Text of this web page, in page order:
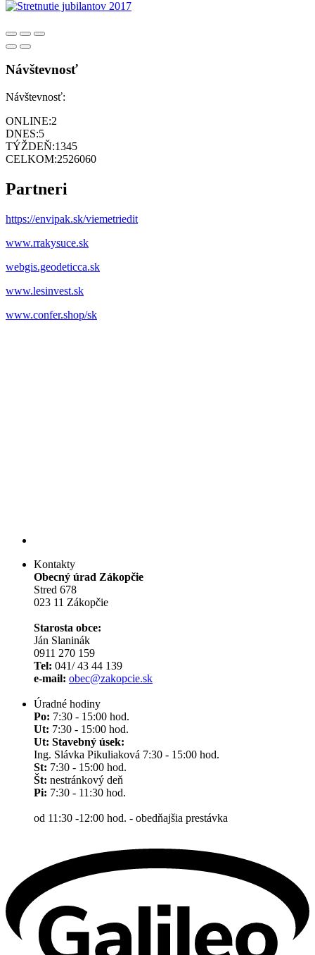
Návštevnosť
Návštevnosť:
ONLINE:2
DNES:5
TÝŽDEŇ:1345
CELKOM:2526060
Partneri
https://envipak.sk/viemetriedit
www.rrakysuce.sk
webgis.geodeticca.sk
www.lesinvest.sk
www.confer.shop/sk
Kontakty
Obecný úrad Zákopčie
Stred 678
023 11 Zákopčie
Starosta obce:
Ján Slaninák
0911 270 159
Tel: 041/ 43 44 139
e-mail: obec@zakopcie.sk
Úradné hodiny
Po: 7:30 - 15:00 hod.
Ut: 7:30 - 15:00 hod.
Ut: Stavebný úsek:
Ing. Slávka Pikuliaková 7:30 - 15:00 hod.
St: 7:30 - 15:00 hod.
Št: nestránkový deň
Pi: 7:30 - 11:30 hod.
od 11:30 -12:00 hod. - obedňajšia prestávka